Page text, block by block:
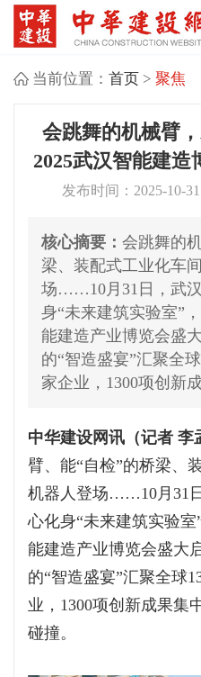
当前位置： 首页> 聚焦
会跳舞的机械臂
2025武汉智能建造
发布时间：2025-10-
核心摘要： 会跳舞的
梁、装配式工业化车
场……10月31日，武
身“未来建筑实验室”
能建造产业博览会盛
的“智造盛宴”汇聚全
家企业，1300项创新
中华建设网讯（记者 李
臂、能“自检”的桥梁、
机器人登场……10月31
心化身“未来建筑实验
能建造产业博览会盛大
的“智造盛宴”汇聚全球
业，1300项创新成果集
碰撞。